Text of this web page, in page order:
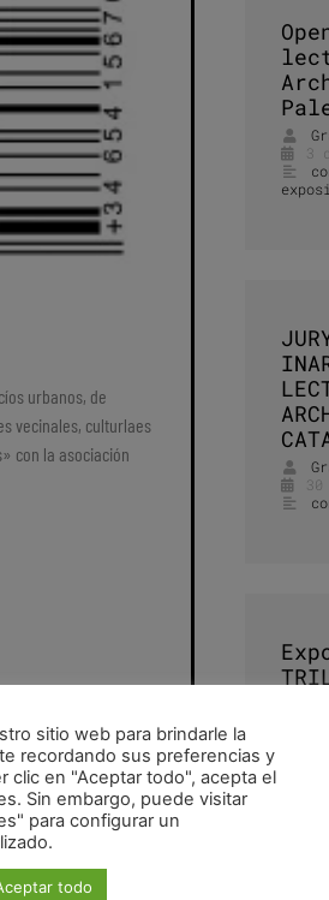
urbanos, de
vecinales, culturlaes
con la asociación
3
sitio web para brindarle la
recordando sus preferencias y
clic en "Aceptar todo", acepta el
Sin embargo, puede visitar
para configurar un
todo